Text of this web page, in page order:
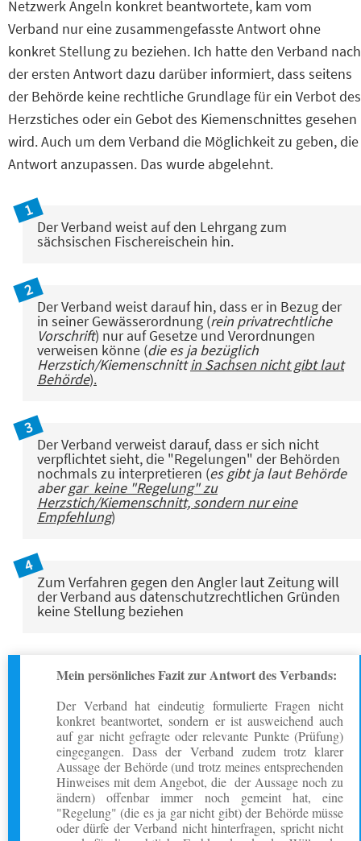
Netzwerk Angeln konkret beantwortete, kam vom
Verband nur eine zusammengefasste Antwort ohne
konkret Stellung zu beziehen. Ich hatte den Verband nach
der ersten Antwort dazu darüber informiert, dass seitens
der Behörde keine rechtliche Grundlage für ein Verbot des
Herzstiches oder ein Gebot des Kiemenschnittes gesehen
wird. Auch um dem Verband die Möglichkeit zu geben, die
Antwort anzupassen. Das wurde abgelehnt.
Der Verband weist auf den Lehrgang zum
sächsischen Fischereischein hin.
Der Verband weist darauf hin, dass er in Bezug der
in seiner Gewässerordnung (rein privatrechtliche
Vorschrift) nur auf Gesetze und Verordnungen
verweisen könne (die es ja bezüglich
Herzstich/Kiemenschnittin Sachsen nicht gibt laut
Behörde).
Der Verband verweist darauf, dass er sich nicht
verpflichtet sieht, die "Regelungen" der Behörden
nochmals zu interpretieren (es gibt ja laut Behörde
abergar keine "Regelung" zu
Herzstich/Kiemenschnitt, sondern nur eine
Empfehlung)
Zum Verfahren gegen den Angler laut Zeitung will
der Verband aus datenschutzrechtlichen Gründen
keine Stellung beziehen
Mein persönliches Fazit zur Antwort des Verbands:
Der Verband hat eindeutig formulierte Fragen nicht
konkret beantwortet, sondern er ist ausweichend auch
auf gar nicht gefragte oder relevante Punkte (Prüfung)
eingegangen. Dass der Verband zudem trotz klarer
Aussage der Behörde (und trotz meines entsprechenden
Hinweises mit dem Angebot, die der Aussage noch zu
ändern) offenbar immer noch gemeint hat, eine
"Regelung" (die es ja gar nicht gibt) der Behörde müsse
oder dürfe der Verband nicht hinterfragen, spricht nicht